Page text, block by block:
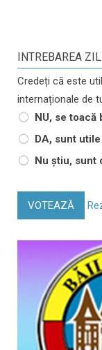
INTREBAREA
Credeți că este
internaționale de
NU, se toacă
DA, sunt
Nu știu, sunt
VOTEAZĂ